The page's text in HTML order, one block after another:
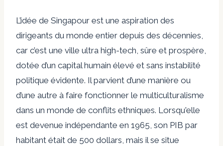
L’idée de Singapour est une aspiration des
dirigeants du monde entier depuis des décennies,
car c’est une ville ultra high-tech, sûre et prospère,
dotée d’un capital humain élevé et sans instabilité
politique évidente. Il parvient d’une manière ou
d’une autre à faire fonctionner le multiculturalisme
dans un monde de conflits ethniques. Lorsqu'elle
est devenue indépendante en 1965, son PIB par
habitant était de 500 dollars, mais il se situe